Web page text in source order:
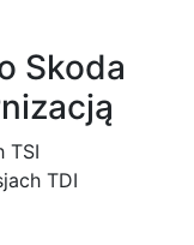
Skoda
TSI
TDI